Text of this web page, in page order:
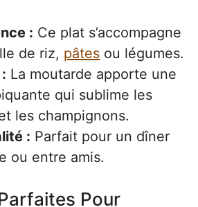
: Ce plat s’accompagne
de riz, pâtes ou légumes.
La moutarde apporte une
qui sublime les
les champignons.
: Parfait pour un dîner
ou entre amis.
Pour